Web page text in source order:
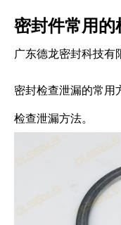
密封件常用
广东德龙密封科技有
密封检查泄漏的常用
检查泄漏方法。